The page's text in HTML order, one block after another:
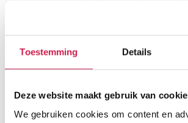
Toestemming Details
Deze website maakt gebruik van
We gebruiken cookies om content en